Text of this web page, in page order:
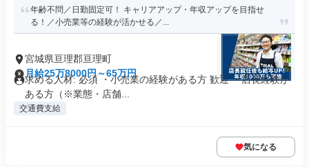
年齢不問／日勤固定可！ キャリアアップ・年収アップを目指せ
る！／小売業等の経験が活かせる／...
宮城県亘理郡亘理町
月給25万8000円～65万円
求める人材: 必須 ・小売業の経験がある方 歓迎 ・店長経験が
ある方（※業態・店舗...
交通費支給
気になる